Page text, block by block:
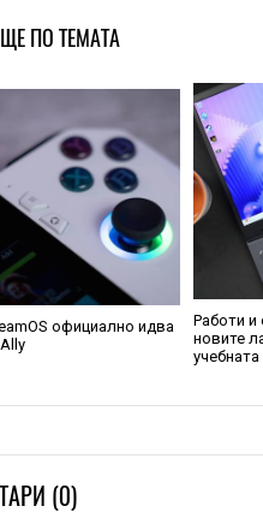
ПО ТЕМАТА
официално идва
Работи и
новите
(0)